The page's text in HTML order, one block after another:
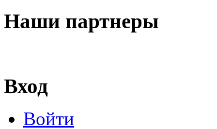
Наши партнеры
Вход
Войти